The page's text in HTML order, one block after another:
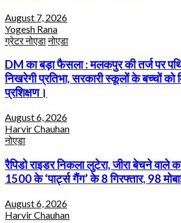
August 7, 2026
Yogesh Rana
ग्रेटर नोएडानोएडा
DM का बड़ा फैसला : मलकपुर की तर्ज पर
निखरेगी प्रतिभा, सरकारी स्कूलों के बच्चों को
प्रशिक्षण।
August 6, 2026
Harvir Chauhan
नोएडा
रैपिडो राइडर निकला लुटेरा, जीरा बेचने वाले
1500 के ‘पार्ट्स गैंग’ के 8 गिरफ्तार, 98
August 6, 2026
Harvir Chauhan